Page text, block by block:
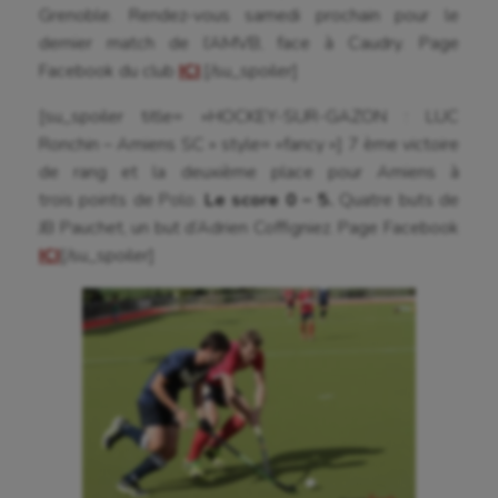
Grenoble. Rendez-vous samedi prochain pour le
dernier match de l’AMVB, face à Caudry. Page
Facebook du club ICI .[/su_spoiler]
[su_spoiler title= »HOCKEY-SUR-GAZON : LUC
Ronchin – Amiens SC » style= »fancy »] 7 ème victoire
de rang et la deuxième place pour Amiens à
trois points de Polo. Le score 0 – 5.
Quatre buts de
JB Pauchet, un but d’Adrien Coffigniez.
Page Facebook
ICI[/su_spoiler]